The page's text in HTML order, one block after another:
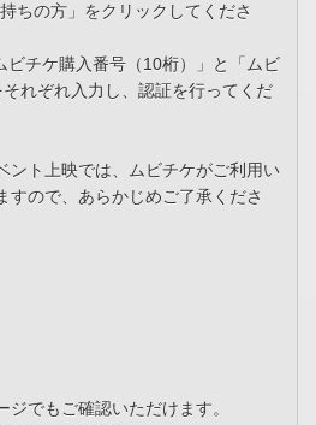
ちの方」をクリックしてくださ
ビチケ購入番号（10桁）」と「ムビ
れぞれ入力し、認証を行ってくだ
ント上映では、ムビチケがご利用い
すので、あらかじめご了承くださ
でもご確認いただけます。